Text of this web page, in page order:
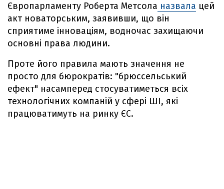
Європарламенту Роберта Метсола назвала цей
акт новаторським, заявивши, що він
сприятиме інноваціям, водночас захищаючи
основні права людини.
Проте його правила мають значення не
просто для бюрократів: "брюссельський
ефект" насамперед стосуватиметься всіх
технологічних компаній у сфері ШІ, які
працюватимуть на ринку ЄС.